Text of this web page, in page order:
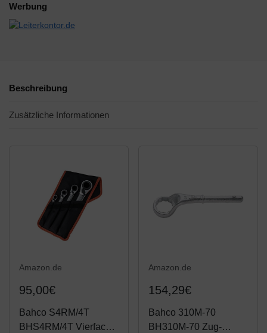
Werbung
Beschreibung
Zusätzliche Informationen
Amazon.de
95,00€
Bahco S4RM/4T
BHS4RM/4T Vierfach-
Amazon.de
154,29€
Bahco 310M-70
BH310M-70 Zug-